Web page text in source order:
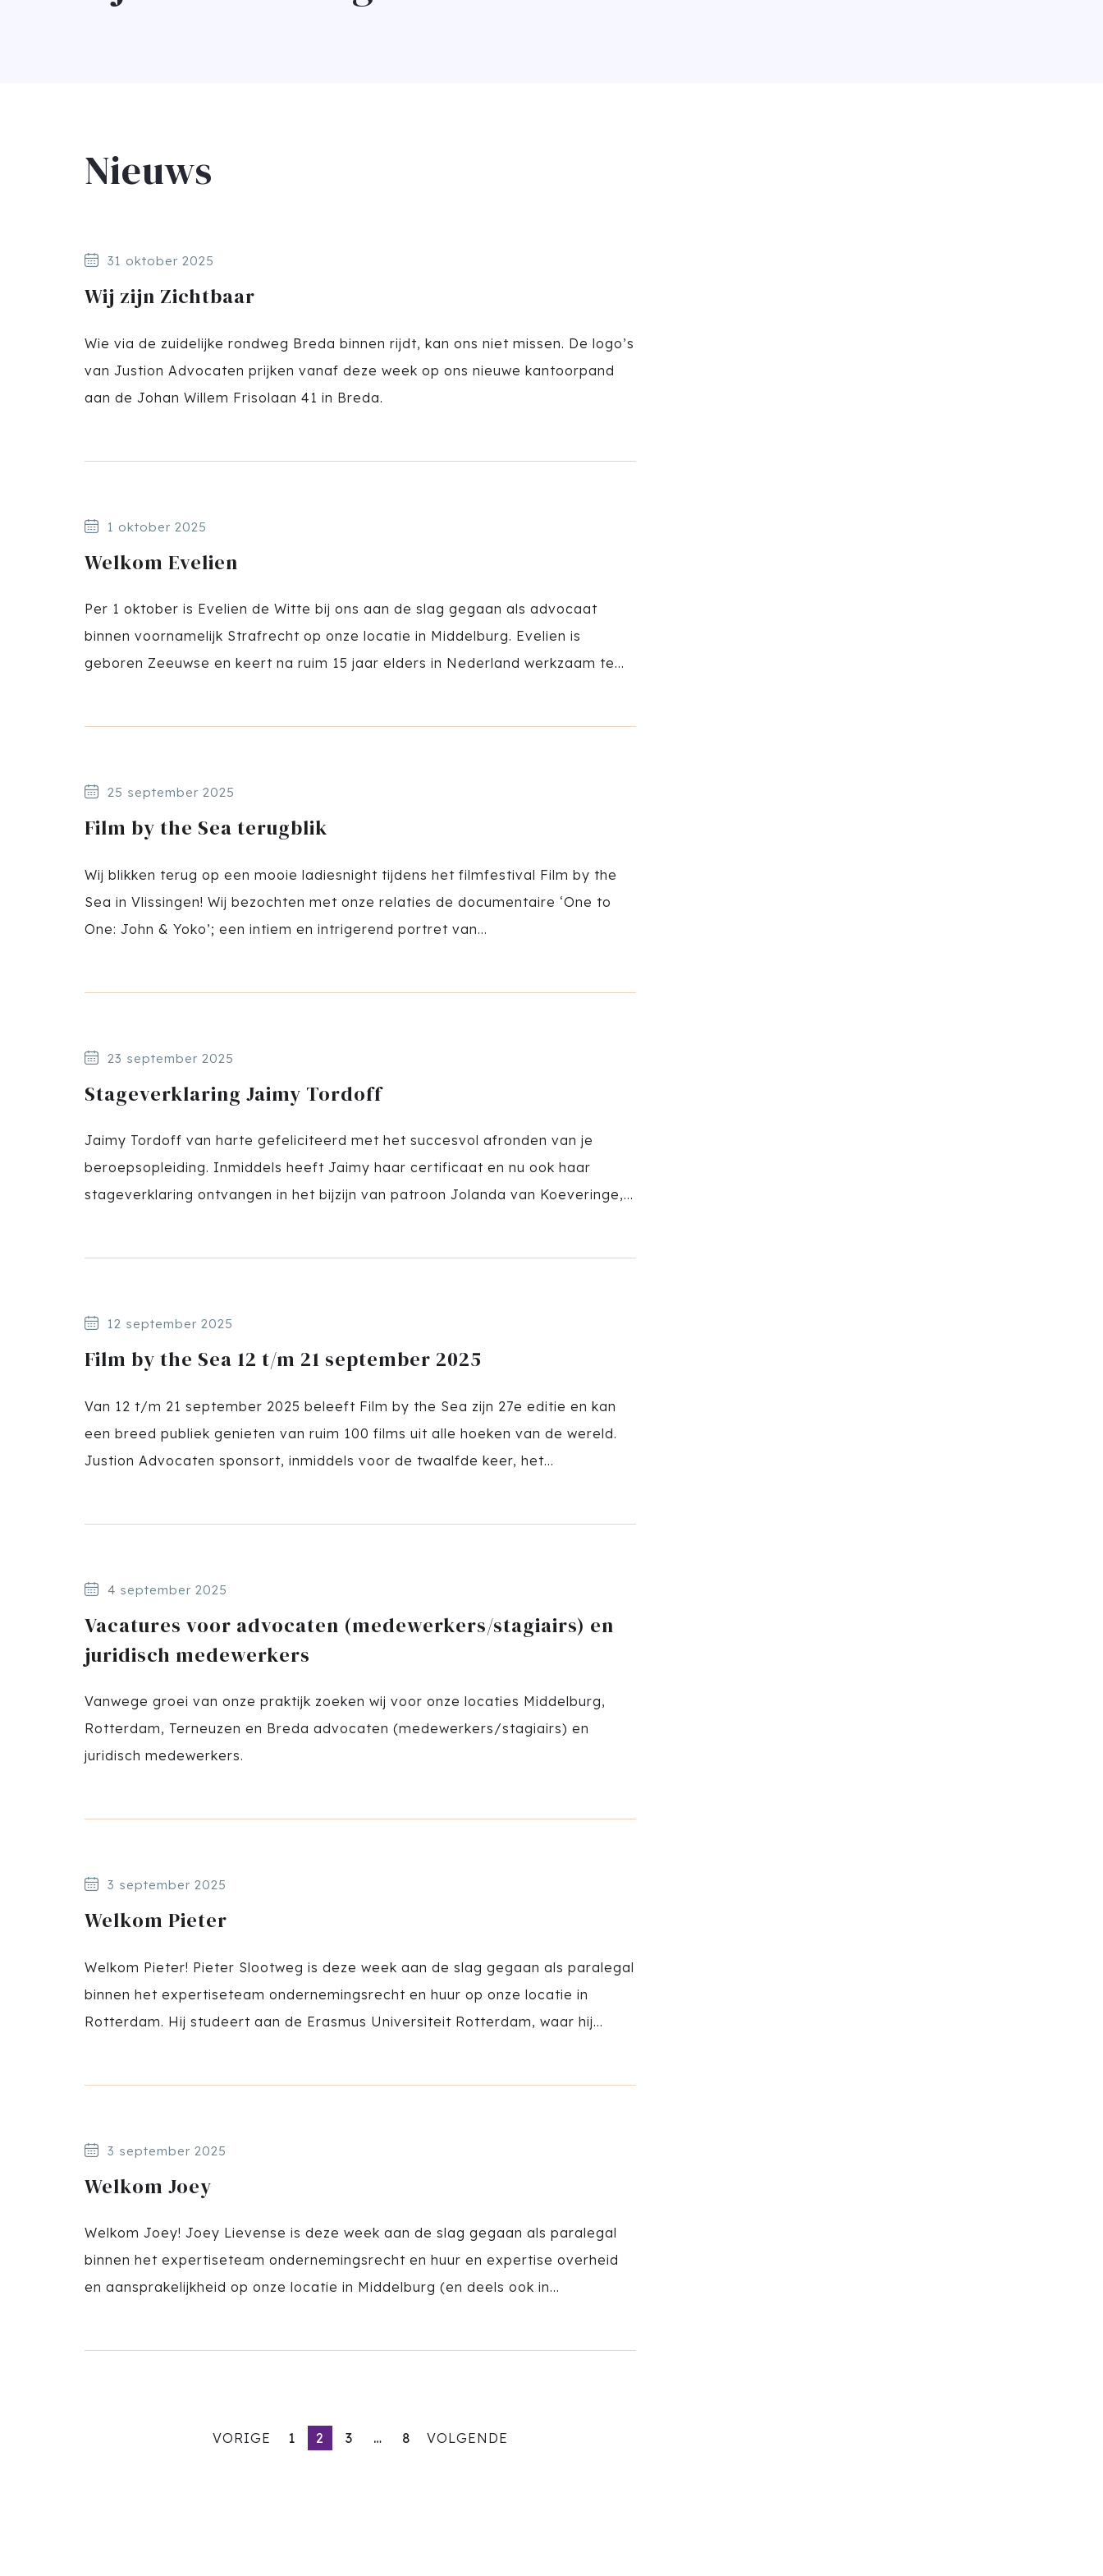
Nieuws
31 oktober 2025
Wij zijn Zichtbaar
Wie via de zuidelijke rondweg Breda binnen rijdt, kan ons niet missen. De logo’s
van Justion Advocaten prijken vanaf deze week op ons nieuwe kantoorpand
aan de Johan Willem Frisolaan 41 in Breda.
1 oktober 2025
Welkom Evelien
Per 1 oktober is Evelien de Witte bij ons aan de slag gegaan als advocaat
binnen voornamelijk Strafrecht op onze locatie in Middelburg. Evelien is
geboren Zeeuwse en keert na ruim 15 jaar elders in Nederland werkzaam te...
25 september 2025
Film by the Sea terugblik
Wij blikken terug op een mooie ladiesnight tijdens het filmfestival Film by the
Sea in Vlissingen! Wij bezochten met onze relaties de documentaire ‘One to
One: John & Yoko’; een intiem en intrigerend portret van...
23 september 2025
Stageverklaring Jaimy Tordoff
Jaimy Tordoff van harte gefeliciteerd met het succesvol afronden van je
beroepsopleiding. Inmiddels heeft Jaimy haar certificaat en nu ook haar
stageverklaring ontvangen in het bijzijn van patroon Jolanda van Koeveringe,...
12 september 2025
Film by the Sea 12 t/m 21 september 2025
Van 12 t/m 21 september 2025 beleeft Film by the Sea zijn 27e editie en kan
een breed publiek genieten van ruim 100 films uit alle hoeken van de wereld.
Justion Advocaten sponsort, inmiddels voor de twaalfde keer, het...
4 september 2025
Vacatures voor advocaten (medewerkers/stagiairs) en
juridisch medewerkers
Vanwege groei van onze praktijk zoeken wij voor onze locaties Middelburg,
Rotterdam, Terneuzen en Breda advocaten (medewerkers/stagiairs) en
juridisch medewerkers.
3 september 2025
Welkom Pieter
Welkom Pieter! Pieter Slootweg is deze week aan de slag gegaan als paralegal
binnen het expertiseteam ondernemingsrecht en huur op onze locatie in
Rotterdam. Hij studeert aan de Erasmus Universiteit Rotterdam, waar hij...
3 september 2025
Welkom Joey
Welkom Joey! Joey Lievense is deze week aan de slag gegaan als paralegal
binnen het expertiseteam ondernemingsrecht en huur en expertise overheid
en aansprakelijkheid op onze locatie in Middelburg (en deels ook in...
VORIGE 1 2 3 … 8 VOLGENDE